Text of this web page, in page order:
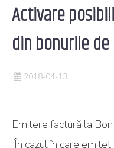
Activare
din bonurile
2018-04-13
Emitere factură la
În cazul în care